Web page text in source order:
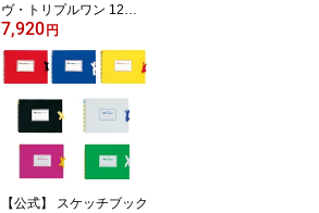
ヴ・トリプルワン 12色
セット L3831120 LYRA
[宅配便]
7,920 円
【公式】 スケッチブック